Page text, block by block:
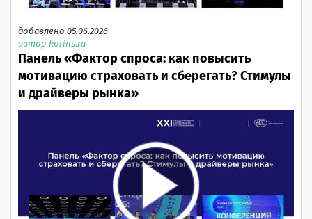
добавлено 05.06.2026
автор korins.ru
Панель «Фактор спроса: как повысить
мотивацию страховать и сберегать? Стимулы
и драйверы рынка»